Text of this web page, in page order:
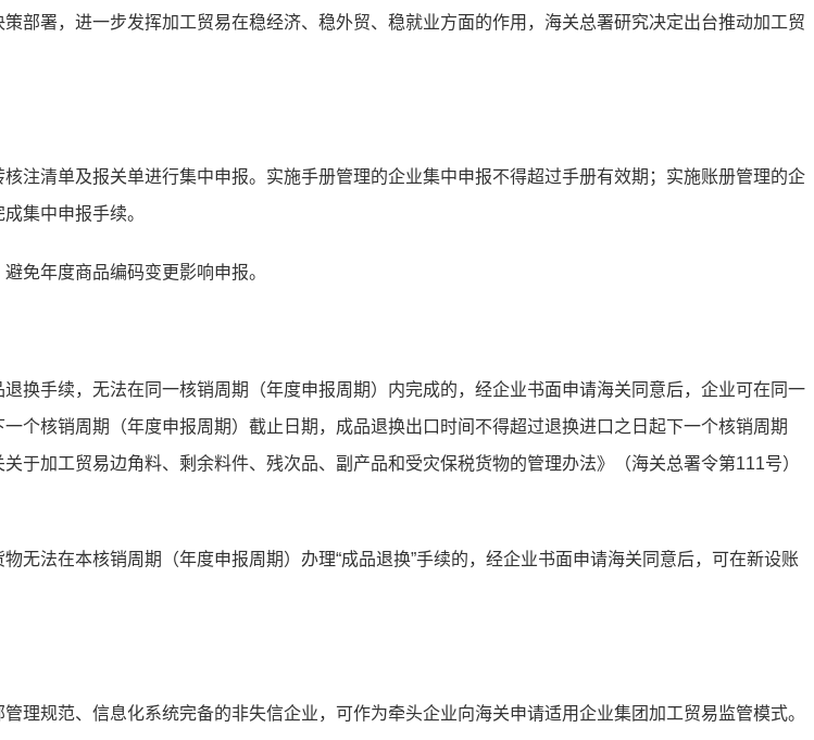
署，进一步发挥加工贸易在稳经济、稳外贸、稳就业方面的作用，海关总署研究决定出台推动加工贸
清单及报关单进行集中申报。实施手册管理的企业集中申报不得超过手册有效期；实施账册管理的企
集中申报手续。
免年度商品编码变更影响申报。
手续，无法在同一核销周期（年度申报周期）内完成的，经企业书面申请海关同意后，企业可在同一
个核销周期（年度申报周期）截止日期，成品退换出口时间不得超过退换进口之日起下一个核销周期
于加工贸易边角料、剩余料件、残次品、副产品和受灾保税货物的管理办法》（海关总署令第111号）
法在本核销周期（年度申报周期）办理“成品退换”手续的，经企业书面申请海关同意后，可在新设账
规范、信息化系统完备的非失信企业，可作为牵头企业向海关申请适用企业集团加工贸易监管模式。